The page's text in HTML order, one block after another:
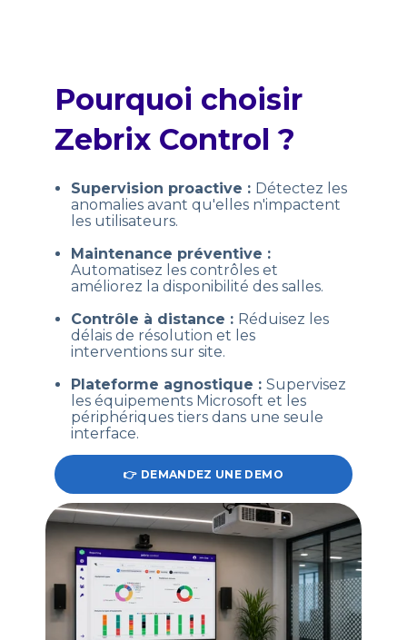
Pourquoi choisir
Zebrix Control ?
Supervision proactive : Détectez les
anomalies avant qu'elles n'impactent
les utilisateurs.
Maintenance préventive :
Automatisez les contrôles et
améliorez la disponibilité des salles.
Contrôle à distance : Réduisez les
délais de résolution et les
interventions sur site.
Plateforme agnostique : Supervisez
les équipements Microsoft et les
périphériques tiers dans une seule
interface.
👉 DEMANDEZ UNE DEMO